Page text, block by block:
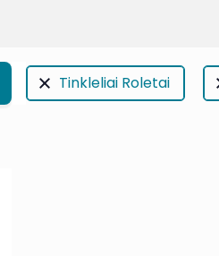
Tinkleliai Roletai